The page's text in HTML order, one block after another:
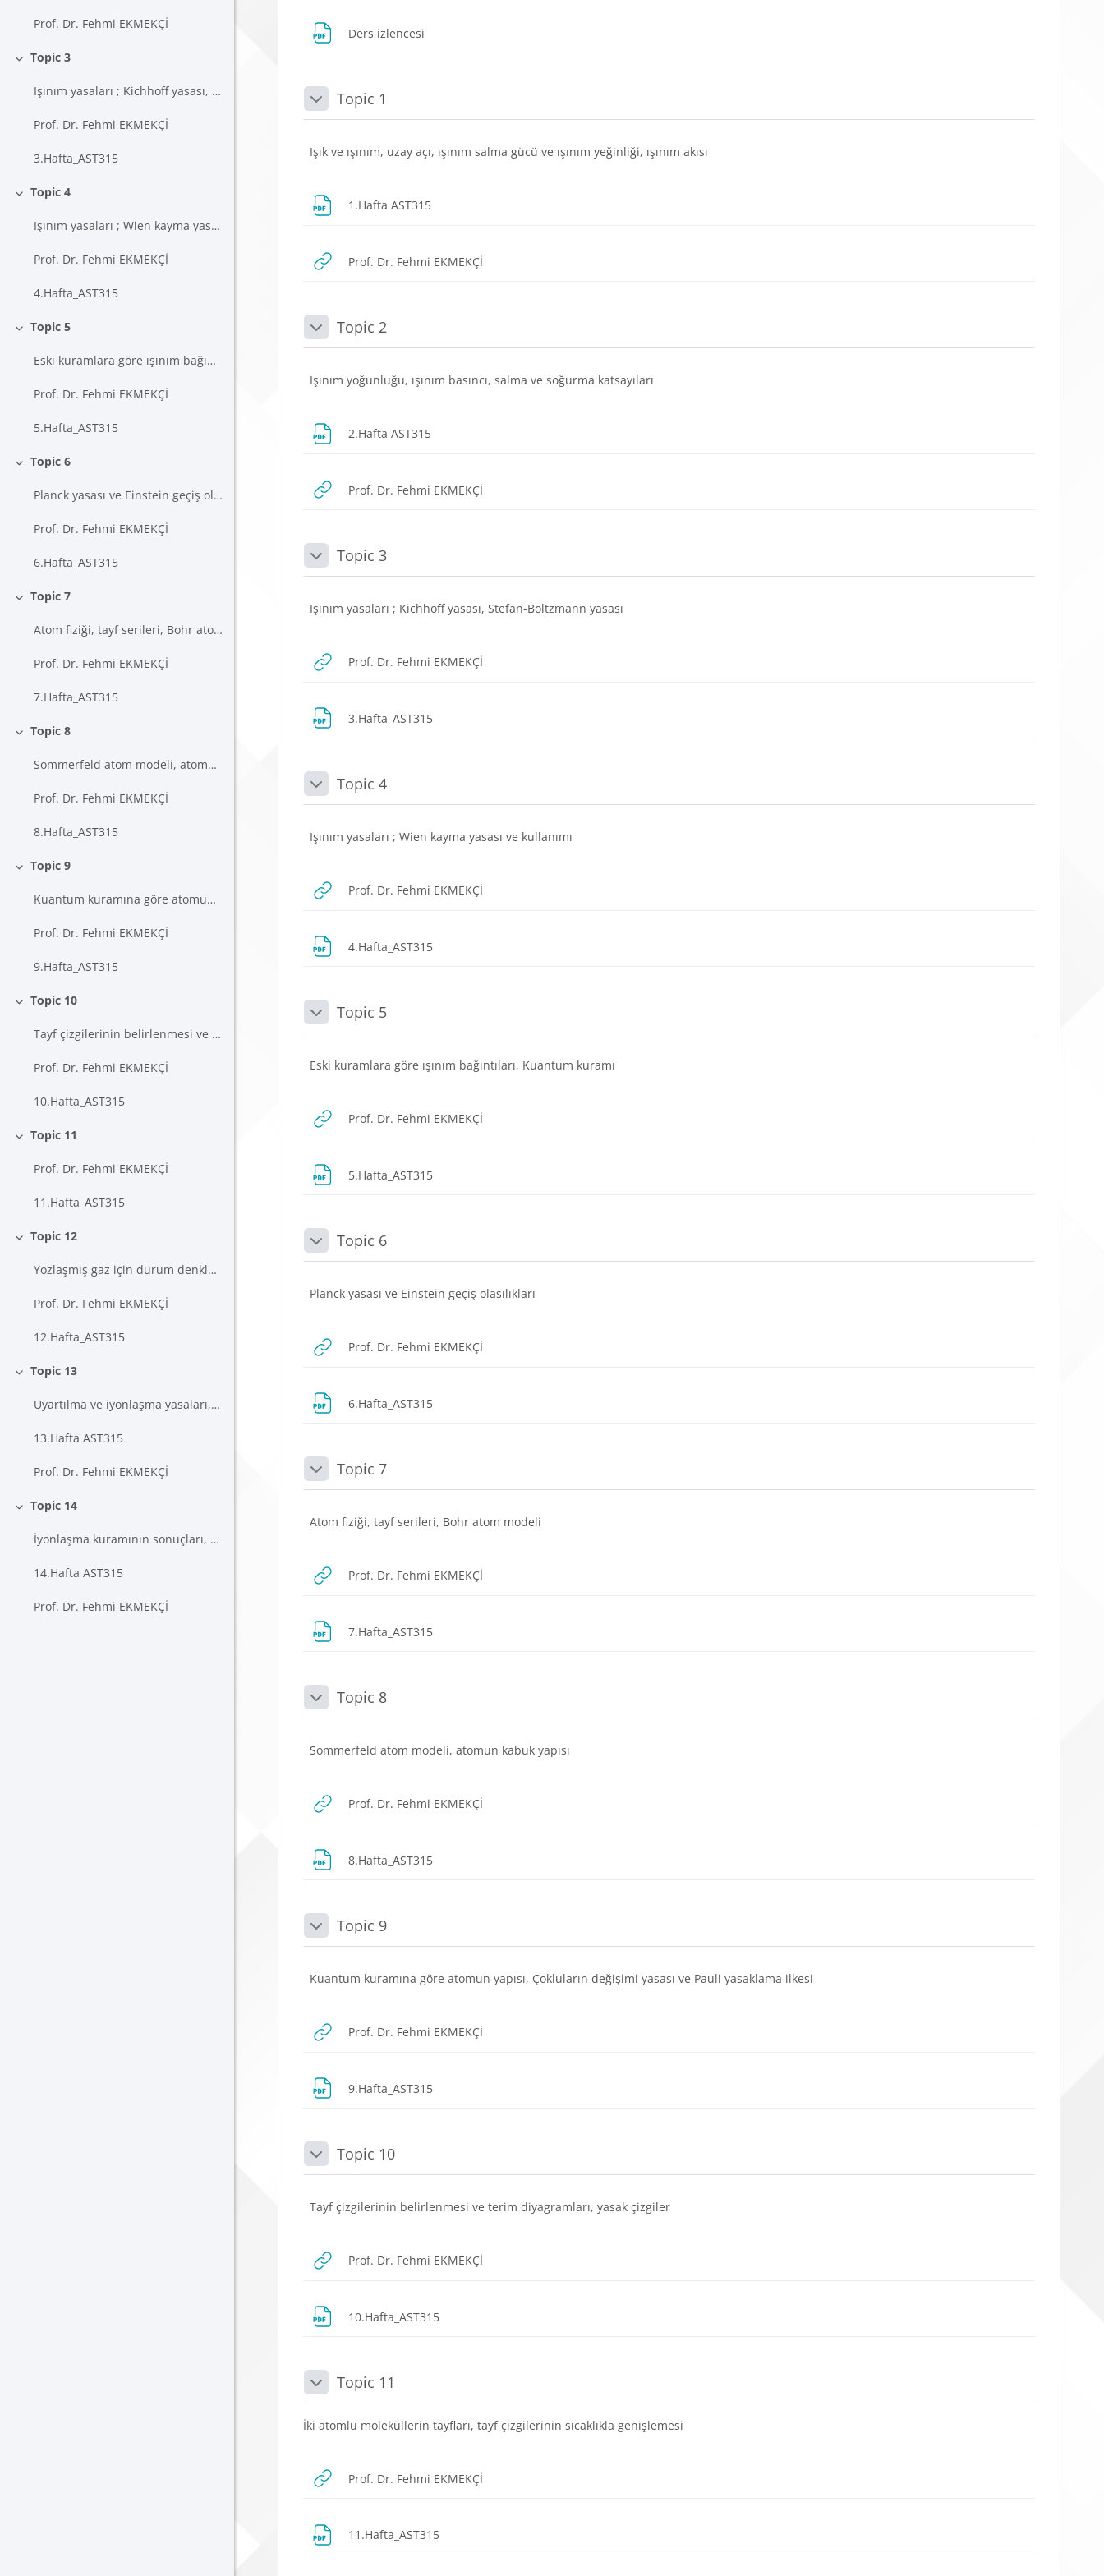
Prof. Dr. Fehmi EKMEKÇİ
Daralt
Topic 3
Işınım yasaları ; Kichhoff yasası, Stefan-Boltzman...
Prof. Dr. Fehmi EKMEKÇİ
3.Hafta_AST315
Daralt
Topic 4
Işınım yasaları ; Wien kayma yasası ve kullanımı
Prof. Dr. Fehmi EKMEKÇİ
4.Hafta_AST315
Daralt
Topic 5
Eski kuramlara göre ışınım bağıntıları, Kuantum ku...
Prof. Dr. Fehmi EKMEKÇİ
5.Hafta_AST315
Daralt
Topic 6
Planck yasası ve Einstein geçiş olasılıkları
Prof. Dr. Fehmi EKMEKÇİ
6.Hafta_AST315
Daralt
Topic 7
Atom fiziği, tayf serileri, Bohr atom modeli
Prof. Dr. Fehmi EKMEKÇİ
7.Hafta_AST315
Daralt
Topic 8
Sommerfeld atom modeli, atomun kabuk yapısı
Prof. Dr. Fehmi EKMEKÇİ
8.Hafta_AST315
Daralt
Topic 9
Kuantum kuramına göre atomun yapısı, Çokluların de...
Prof. Dr. Fehmi EKMEKÇİ
9.Hafta_AST315
Daralt
Topic 10
Tayf çizgilerinin belirlenmesi ve terim diyagramla...
Prof. Dr. Fehmi EKMEKÇİ
10.Hafta_AST315
Daralt
Topic 11
Prof. Dr. Fehmi EKMEKÇİ
11.Hafta_AST315
Daralt
Topic 12
Yozlaşmış gaz için durum denklemi, yozlaşma kriter...
Prof. Dr. Fehmi EKMEKÇİ
12.Hafta_AST315
Daralt
Topic 13
Uyartılma ve iyonlaşma yasaları, Boltzmann ve Saha...
13.Hafta AST315
Prof. Dr. Fehmi EKMEKÇİ
Daralt
Topic 14
İyonlaşma kuramının sonuçları, tayf sırası
14.Hafta AST315
Prof. Dr. Fehmi EKMEKÇİ
Ders izlencesi
DaraltTopic 1
Işık ve ışınım, uzay açı, ışınım salma gücü ve ışınım yeğinliği, ışınım akısı
1.Hafta AST315
Prof. Dr. Fehmi EKMEKÇİURL
DaraltTopic 2
Işınım yoğunluğu, ışınım basıncı, salma ve soğurma katsayıları
2.Hafta AST315
Prof. Dr. Fehmi EKMEKÇİURL
DaraltTopic 3
Işınım yasaları ; Kichhoff yasası, Stefan-Boltzmann yasası
Prof. Dr. Fehmi EKMEKÇİURL
3.Hafta_AST315
DaraltTopic 4
Işınım yasaları ; Wien kayma yasası ve kullanımı
Prof. Dr. Fehmi EKMEKÇİURL
4.Hafta_AST315
DaraltTopic 5
Eski kuramlara göre ışınım bağıntıları, Kuantum kuramı
Prof. Dr. Fehmi EKMEKÇİURL
5.Hafta_AST315
DaraltTopic 6
Planck yasası ve Einstein geçiş olasılıkları
Prof. Dr. Fehmi EKMEKÇİURL
6.Hafta_AST315
DaraltTopic 7
Atom fiziği, tayf serileri, Bohr atom modeli
Prof. Dr. Fehmi EKMEKÇİURL
7.Hafta_AST315
DaraltTopic 8
Sommerfeld atom modeli, atomun kabuk yapısı
Prof. Dr. Fehmi EKMEKÇİURL
8.Hafta_AST315
DaraltTopic 9
Kuantum kuramına göre atomun yapısı, Çokluların değişimi yasası ve Pauli yasaklama ilkesi
Prof. Dr. Fehmi EKMEKÇİURL
9.Hafta_AST315
DaraltTopic 10
Tayf çizgilerinin belirlenmesi ve terim diyagramları, yasak çizgiler
Prof. Dr. Fehmi EKMEKÇİURL
10.Hafta_AST315
DaraltTopic 11
İki atomlu moleküllerin tayfları, tayf çizgilerinin sıcaklıkla genişlemesi
Prof. Dr. Fehmi EKMEKÇİURL
11.Hafta_AST315